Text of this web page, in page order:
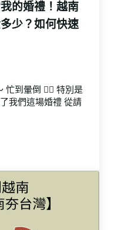
的婚禮！越南
少？如何快速
到暈倒 😵‍💫 特別是
我們這場婚禮 從請
婚禮！越南結婚聘禮有什麽呢